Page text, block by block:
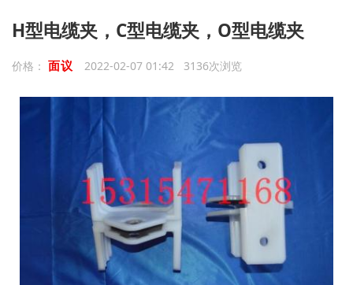
H型电缆夹，C型电缆夹，O型电缆夹
价格： 面议 2022-02-07 01:42 3136次浏览